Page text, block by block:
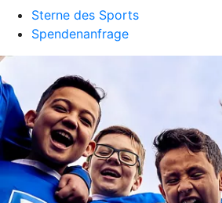
Sterne des Sports
Spendenanfrage